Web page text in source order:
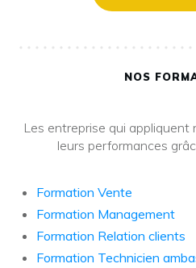
NOS
Les entreprise qui
leurs performances
Formation Vente
Formation Management
Formation Relation clients
Formation Technicien